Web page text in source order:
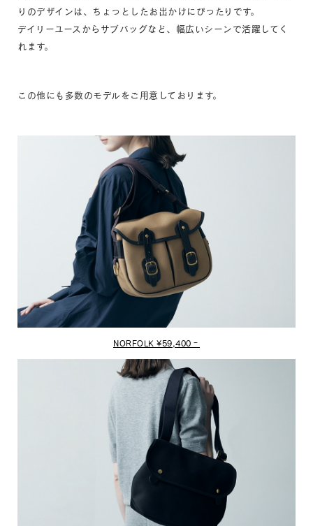
りのデザインは、ちょっとしたお出かけにぴったりです。
デイリーユースからサブバッグなど、幅広いシーンで活躍してく
れます。
この他にも多数のモデルをご用意しております。
NORFOLK ¥59,400‐